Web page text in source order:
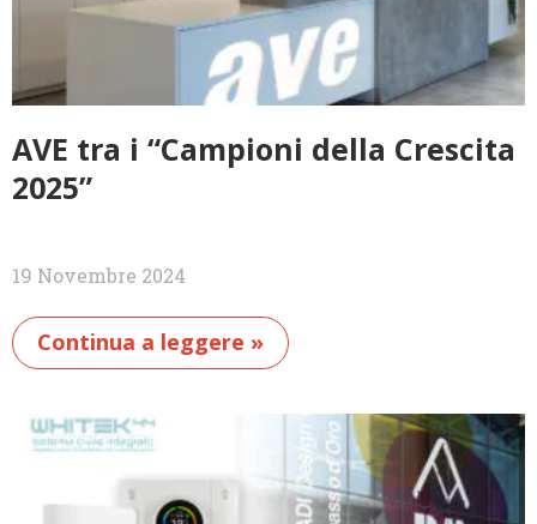
AVE tra i “Campioni della Crescita
2025”
19 Novembre 2024
Continua a leggere »